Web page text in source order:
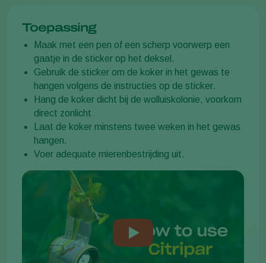
Toepassing
Maak met een pen of een scherp voorwerp een
gaatje in de sticker op het deksel.
Gebruik de sticker om de koker in het gewas te
hangen volgens de instructies op de sticker.
Hang de koker dicht bij de wolluiskolonie, voorkom
direct zonlicht
Laat de koker minstens twee weken in het gewas
hangen.
Voer adequate mierenbestrijding uit.